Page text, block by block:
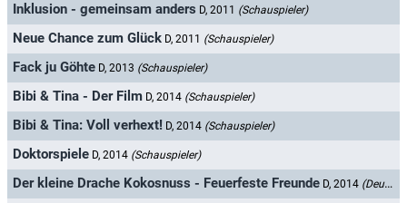
Inklusion - gemeinsam anders D, 2011 (Schauspieler)
Neue Chance zum Glück D, 2011 (Schauspieler)
Fack ju Göhte D, 2013 (Schauspieler)
Bibi & Tina - Der Film D, 2014 (Schauspieler)
Bibi & Tina: Voll verhext! D, 2014 (Schauspieler)
Doktorspiele D, 2014 (Schauspieler)
Der kleine Drache Kokosnuss - Feuerfeste Freunde D, 2014 (Deutscher Sprecher)